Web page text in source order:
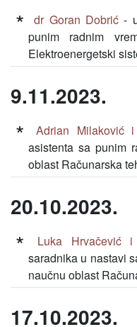
dr Goran Dobrić -
punim radnim
Elektroenergetski
9.11.2023.
Adrian Milaković
asistenta sa punim
oblast Računarska
20.10.2023.
Luka Hrvačević
saradnika u nastavi
naučnu oblast
17.10.2023.